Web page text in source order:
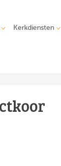
Kerkdiensten